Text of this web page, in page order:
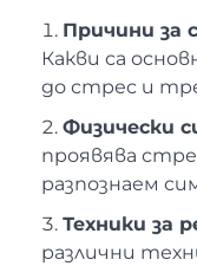
Причини за
Какви са
до стрес и
Физически
проявява
разпознаем
Техники за
различни